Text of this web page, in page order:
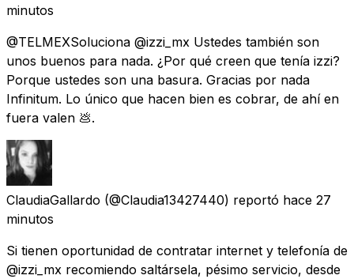
minutos
@TELMEXSoluciona @izzi_mx Ustedes también son
unos buenos para nada. ¿Por qué creen que tenía izzi?
Porque ustedes son una basura. Gracias por nada
Infinitum. Lo único que hacen bien es cobrar, de ahí en
fuera valen 💩.
ClaudiaGallardo (@Claudia13427440) reportó hace 27
minutos
Si tienen oportunidad de contratar internet y telefonía de
@izzi_mx recomiendo saltársela, pésimo servicio, desde